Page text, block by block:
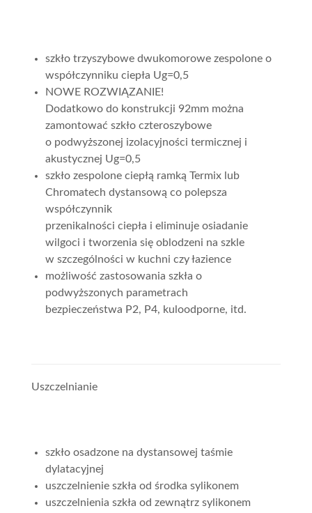
szkło trzyszybowe dwukomorowe zespolone o
współczynniku ciepła Ug=0,5
NOWE ROZWIĄZANIE!
Dodatkowo do konstrukcji 92mm można
zamontować szkło czteroszybowe
o podwyższonej izolacyjności termicznej i
akustycznej Ug=0,5
szkło zespolone ciepłą ramką Termix lub
Chromatech dystansową co polepsza
współczynnik
przenikalności ciepła i eliminuje osiadanie
wilgoci i tworzenia się oblodzeni na szkle
w szczególności w kuchni czy łazience
możliwość zastosowania szkła o
podwyższonych parametrach
bezpieczeństwa P2, P4, kuloodporne, itd.
Uszczelnianie
szkło osadzone na dystansowej taśmie
dylatacyjnej
uszczelnienie szkła od środka sylikonem
uszczelnienia szkła od zewnątrz sylikonem